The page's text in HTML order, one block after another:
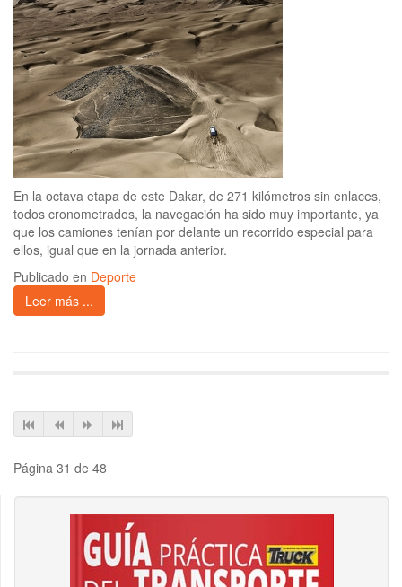
En la octava etapa de este Dakar, de 271 kilómetros sin enlaces,
todos cronometrados, la navegación ha sido muy importante, ya
que los camiones tenían por delante un recorrido especial para
ellos, igual que en la jornada anterior.
Publicado en Deporte
Leer más ...
Página 31 de 48